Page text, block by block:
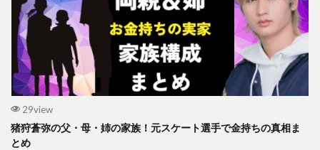
29view
猪狩蒼弥の父・母・姉の家族！元スケート選手で金持ちの真相ま
とめ